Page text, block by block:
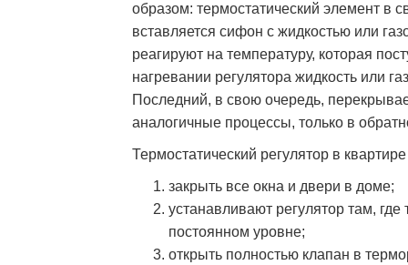
образом: термостатический элемент в
вставляется сифон с жидкостью или
реагируют на температуру, которая
нагревании регулятора жидкость или
Последний, в свою очередь,
аналогичные процессы, только в
Термостатический регулятор в
закрыть все окна и двери в доме;
устанавливают регулятор там,
постоянном уровне;
открыть полностью клапан в